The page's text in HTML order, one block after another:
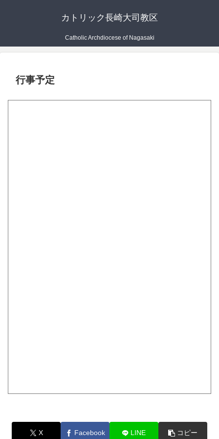
カトリック長崎大司教区
Catholic Archdiocese of Nagasaki
行事予定
X Facebook LINE コピー